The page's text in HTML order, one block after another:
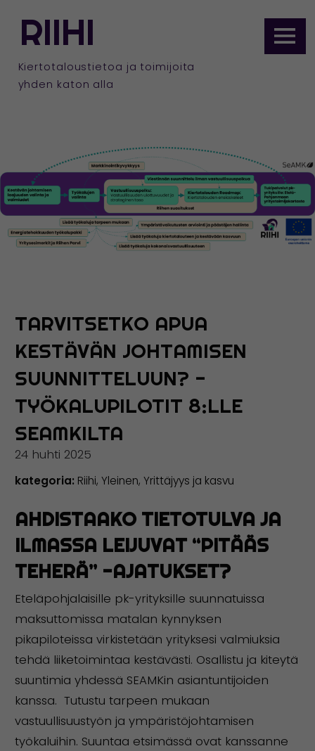
Siirry
sisältöön
RIIHI ETUSIVULLE
Kiertotaloustietoa ja toimijoita
yhden katon alla
TARVITSETKO APUA
KESTÄVÄN JOHTAMISEN
SUUNNITTELUUN? -
TYÖKALUPILOTIT 8:LLE
SEAMKILTA
24 huhti 2025
kategoria: Riihi, Yleinen, Yrittäjyys ja kasvu
AHDISTAAKO TIETOTULVA JA
ILMASSA LEIJUVAT “PITÄÄS
TEHERÄ” -AJATUKSET?
Eteläpohjalaisille pk-yrityksille suunnatuissa
maksuttomissa matalan kynnyksen
pikapiloteissa virkistetään yrityksesi valmiuksia
tehdä liiketoimintaa kestävästi. Osallistu ja kiteytä
suuntimia yhdessä SEAMKin asiantuntijoiden
kanssa. Tutustu tarpeen mukaan
vastuullisuustyön ja ympäristöjohtamisen
työkaluihin. Suuntaa etsimässä ovat kanssanne